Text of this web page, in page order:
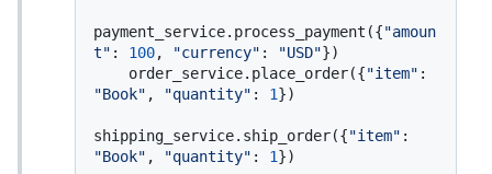
payment_service.process_payment({"amoun
t" : 100, "currency" : "USD"})
    order_service.place_order({
"item"
"Book" , "quantity" : 1})
shipping_service.ship_order({"item"
"Book" , "quantity" : 1})